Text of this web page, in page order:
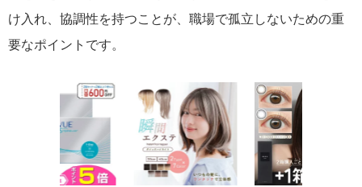
け入れ、協調性を持つことが、職場で孤立しないための重
要なポイントです。